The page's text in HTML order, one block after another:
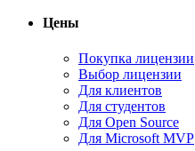
Цены
Покупка лицензии
Выбор лицензии
Для клиентов
Для студентов
Для Open Source
Для Microsoft MVP